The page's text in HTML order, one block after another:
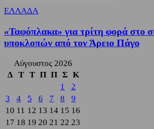
ΕΛΛΑΔΑ
«Ταφόπλακα» για τρίτη φορά στο
υποκλοπών από τον Άρειο Πάγο
Αύγουστος 2026
Δ
Τ Τ Π Π Σ Κ
1
2
3
4 5 6 7 8
9
10 11 12 13 14 15 16
17 18 19 20 21 22 23